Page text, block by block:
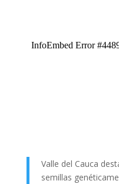
Valle del Cauca
semillas